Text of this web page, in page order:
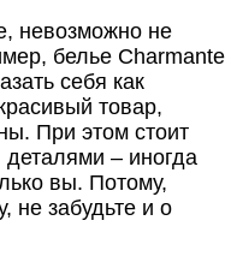
невозможно не
белье Сharmante
себя как
товар,
При этом стоит
деталями – иногда
вы. Потому,
не забудьте и о